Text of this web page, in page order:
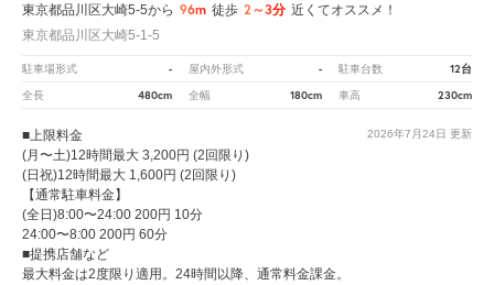
東京都品川区大崎5-5から 96m 徒歩 2～3分 近くてオススメ！
東京都品川区大崎5-1-5
駐車場形式 - 屋内外形式 - 駐車台数 12台
全長 480cm 全幅 180cm 車高 230cm
2026年7月24日 更新
■上限料金
(月〜土)12時間最大 3,200円 (2回限り)
(日祝)12時間最大 1,600円 (2回限り)
【通常駐車料金】
(全日)8:00〜24:00 200円 10分
24:00〜8:00 200円 60分
■提携店舗など
最大料金は2度限り適用。24時間以降、通常料金課金。